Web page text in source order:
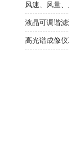
风速、风量
液晶可调谐
高光谱成像